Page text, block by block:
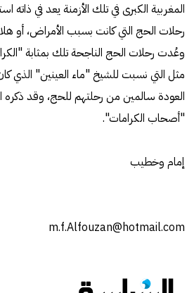
المغربية الكبرى في تلك الأزمنة يعد في ذاته
رحلات الحج التي كانت بسبب الأمراض، أو
وعُدت رحلات الحج الناجحة تلك بمثابة
مثل التي نسبت للشيخ "ماء العينين" الذي
العودة سالمين من رحلتهم للحج، وقد ذكره
"أصحاب الكرامات".
إمام وخطيب
m.f.Alfouzan@hotmail.com